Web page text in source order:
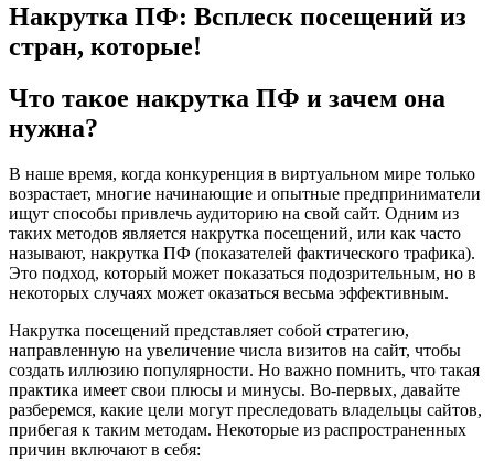
Накрутка ПФ: Всплеск посещений из
стран, которые!
Что такое накрутка ПФ и зачем она
нужна?
В наше время, когда конкуренция в виртуальном мире только
возрастает, многие начинающие и опытные предприниматели
ищут способы привлечь аудиторию на свой сайт. Одним из
таких методов является накрутка посещений, или как часто
называют, накрутка ПФ (показателей фактического трафика).
Это подход, который может показаться подозрительным, но в
некоторых случаях может оказаться весьма эффективным.
Накрутка посещений представляет собой стратегию,
направленную на увеличение числа визитов на сайт, чтобы
создать иллюзию популярности. Но важно помнить, что такая
практика имеет свои плюсы и минусы. Во-первых, давайте
разберемся, какие цели могут преследовать владельцы сайтов,
прибегая к таким методам. Некоторые из распространенных
причин включают в себя: